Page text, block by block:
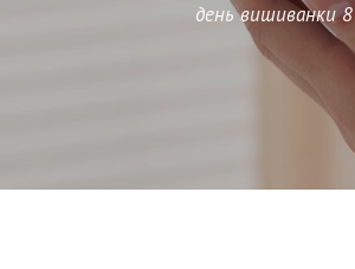
день вишиванки 8